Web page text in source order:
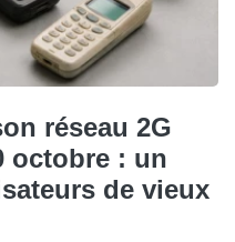
réseau 2G
octobre : un
de vieux